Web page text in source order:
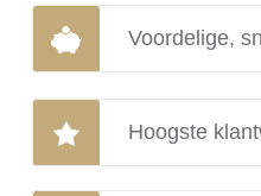
Voordelige,
Hoogste